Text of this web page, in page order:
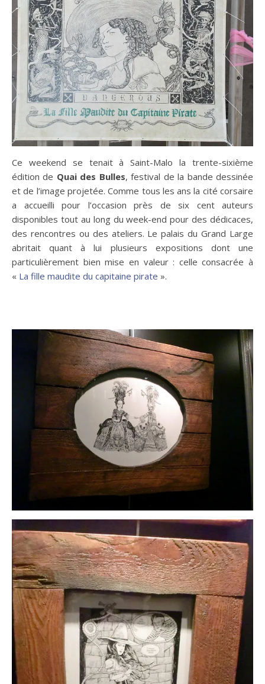
Ce weekend se tenait à Saint-Malo la trente-sixième
édition de Quai des Bulles, festival de la bande dessinée
et de l’image projetée. Comme tous les ans la cité corsaire
a accueilli pour l’occasion près de six cent auteurs
disponibles tout au long du week-end pour des dédicaces,
des rencontres ou des ateliers. Le palais du Grand Large
abritait quant à lui plusieurs expositions dont une
particulièrement bien mise en valeur : celle consacrée à
« La fille maudite du capitaine pirate ».